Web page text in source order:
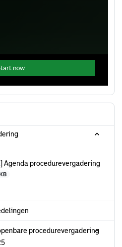
Agenda procedurevergadering
procedurevergadering